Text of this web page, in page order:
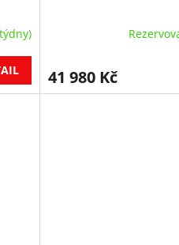
41 980 Kč